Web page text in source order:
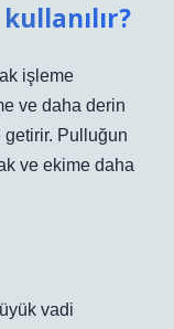
işleme
ve daha derin
getirir. Pulluğun
ve ekime daha
vadi